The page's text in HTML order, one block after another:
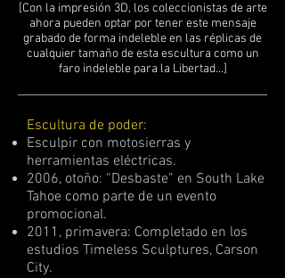
[Con la impresión 3D, los coleccionistas de arte
ahora pueden optar por tener este mensaje
grabado de forma indeleble en las réplicas de
cualquier tamaño de esta escultura como un
faro indeleble para la Libertad...]
Escultura de poder:
Esculpir con motosierras y
herramientas eléctricas.
2006, otoño: “Desbaste” en South Lake
Tahoe como parte de un evento
promocional.
2011, primavera: Completado en los
estudios Timeless Sculptures, Carson
City.